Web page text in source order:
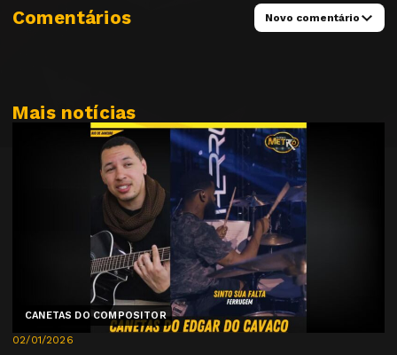
Comentários Novo comentário
Mais notícias
CANETAS DO COMPOSITOR
02/01/2026